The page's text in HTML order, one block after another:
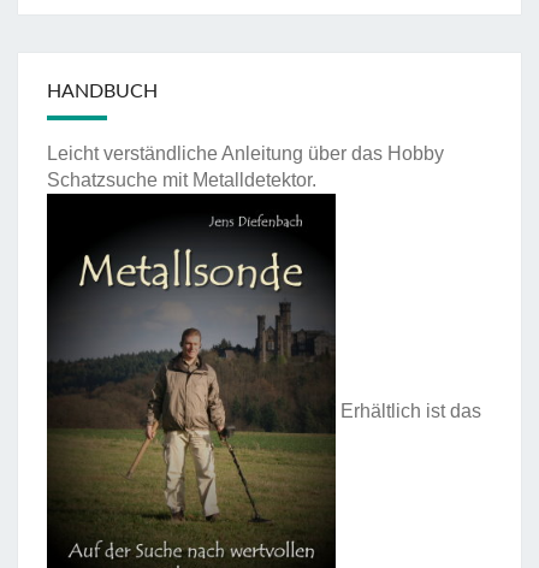
HANDBUCH
Leicht verständliche Anleitung über das Hobby
Schatzsuche mit Metalldetektor.
Erhältlich ist das